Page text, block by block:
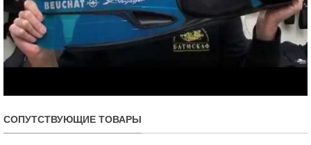
СОПУТСТВУЮЩИЕ ТОВАРЫ